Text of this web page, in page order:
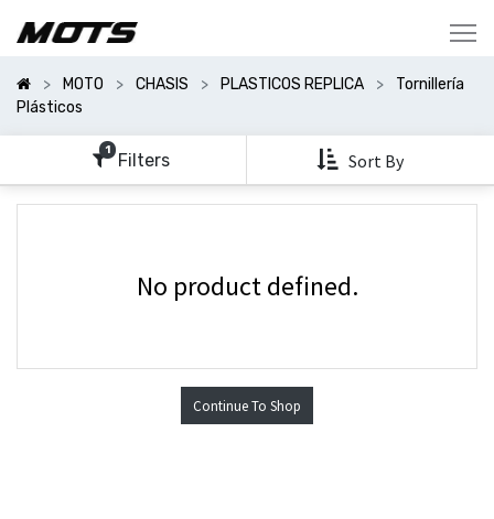
MOTO CHASIS PLASTICOS REPLICA
Tornillería
Plásticos
1 Filters Sort By
Categorías
Mostrar
Opciones
No product defined.
Continue To Shop